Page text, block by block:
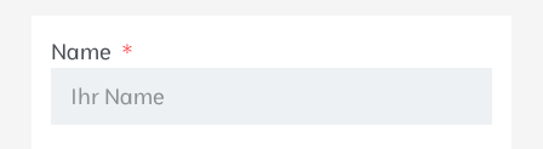
Name